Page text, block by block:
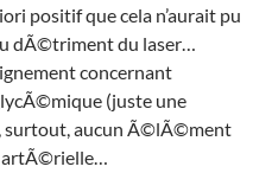
positif que cela n’aurait pu
dÃ©triment du laser…
concernant
(juste une
surtout, aucun Ã©lÃ©ment
artÃ©rielle…